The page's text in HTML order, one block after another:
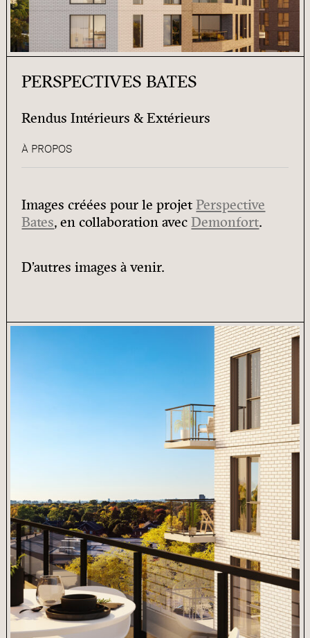
PERSPECTIVES BATES
Rendus Intérieurs & Extérieurs
À PROPOS
Images créées pour le projetPerspective
Bates, en collaboration avecDemonfort.
D’autres images à venir.